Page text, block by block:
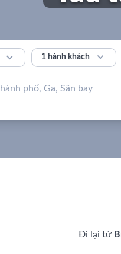
 1 hành khách 
Đi lại từ